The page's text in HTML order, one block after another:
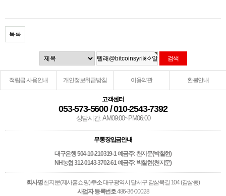
목록
적립금 사용안내 개인정보취급방침 이용약관 환불안내
고객센터
053-573-5600 / 010-2543-7392
상담시간. AM09:00~PM06:00
무통장입금안내
대구은행 504-10-210319-1 예금주: 천지문(박철현)
NH농협 312-0143-3702-61 예금주: 박철현(천지문)
회사명천지문(제사홈쇼핑)주소대구광역시 달서구 감삼북길 104 (감삼동)
사업자 등록번호486-36-00028